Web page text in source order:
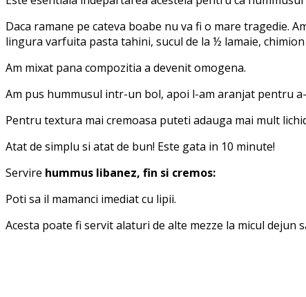
Daca ramane pe cateva boabe nu va fi o mare tragedie.
lingura varfuita pasta tahini, sucul de la ½ lamaie,
Am mixat pana compozitia a devenit omogena.
Am pus hummusul intr-un bol, apoi l-am aranjat pentru
Pentru textura mai cremoasa puteti adauga mai mult
Atat de simplu si atat de bun! Este gata in 10 minute!
Servire hummus libanez, fin si cremos:
Poti sa il mamanci imediat cu lipii.
Acesta poate fi servit alaturi de alte mezze la micul dejun